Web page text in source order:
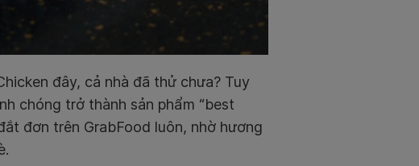
đây, cả nhà đã thử chưa? Tuy
chóng trở thành sản phẩm “best
đơn trên GrabFood luôn, nhờ hương